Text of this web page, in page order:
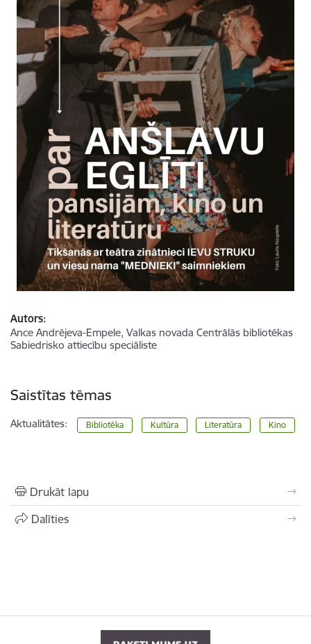
Autors:
Ance Andrējeva-Empele, Valkas novada Centrālās bibliotēkas
Sabiedrisko attiecību speciāliste
Saistītas tēmas
Aktualitātes: Bibliotēka Kultūra Literatūra Kino
Drukāt lapu
Dalīties